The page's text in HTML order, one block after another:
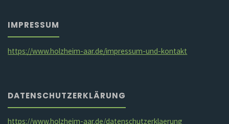
IMPRESSUM
https://www.holzheim-aar.de/impressum-und-kontakt
DATENSCHUTZERKLÄRUNG
https://www.holzheim-aar.de/datenschutzerklaerung